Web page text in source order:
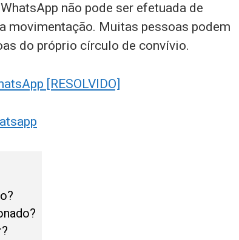
não pode ser efetuada de
movimentação. Muitas pessoas podem
do próprio círculo de convívio.
[RESOLVIDO]